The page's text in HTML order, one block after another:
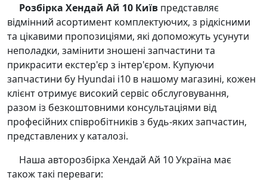
Розбірка Хендай Ай 10 Київ представляє
відмінний асортимент комплектуючих, з рідкісними
та цікавими пропозиціями, які допоможуть усунути
неполадки, замінити зношені запчастини та
прикрасити екстер'єр з інтер'єром. Купуючи
запчастини бу Hyundai i10 в нашому магазині, кожен
клієнт отримує високий сервіс обслуговування,
разом із безкоштовними консультаціями від
професійних співробітників з будь-яких запчастин,
представлених у каталозі.
Наша авторозбірка Хендай Ай 10 Україна має
також такі переваги: